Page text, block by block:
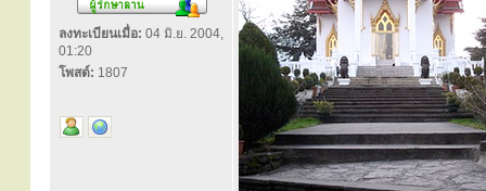
ลงทะเบียนเมื่อ: 04 มิ.ย. 2004,
01:20
โพสต์: 1807